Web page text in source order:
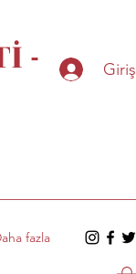
-
Giriş
fazla